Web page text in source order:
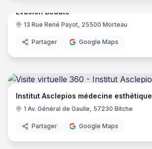
Evasion Beauté
13 Rue René Payot, 25500 Morteau
Partager Google Maps
Institut Asclepios médecine esthétique
1 Av. Général de Gaulle, 57230 Bitche
Partager Google Maps